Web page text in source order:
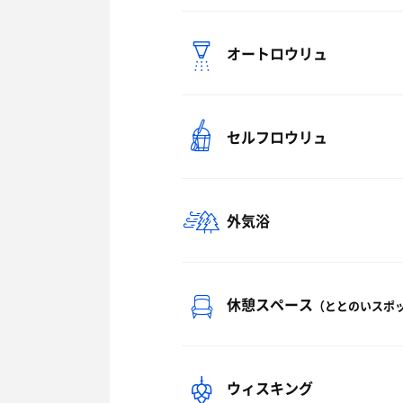
オートロウリュ
セルフロウリュ
外気浴
休憩スペース （ととのいスポ
ウィスキング